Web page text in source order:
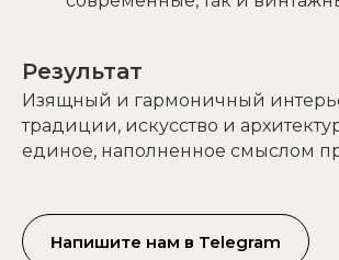
Результат
Изящный и гармоничный
традиции, искусство и
единое, наполненное смыслом
Напишите нам в Telegram